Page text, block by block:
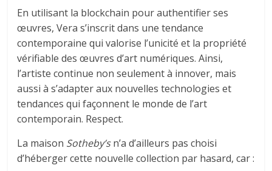
En utilisant la blockchain pour authentifier ses
œuvres, Vera s’inscrit dans une tendance
contemporaine qui valorise l’unicité et la propriété
vérifiable des œuvres d’art numériques. Ainsi,
l’artiste continue non seulement à innover, mais
aussi à s’adapter aux nouvelles technologies et
tendances qui façonnent le monde de l’art
contemporain. Respect.
La maison Sotheby’sn’a d’ailleurs pas choisi
d’héberger cette nouvelle collection par hasard, car :